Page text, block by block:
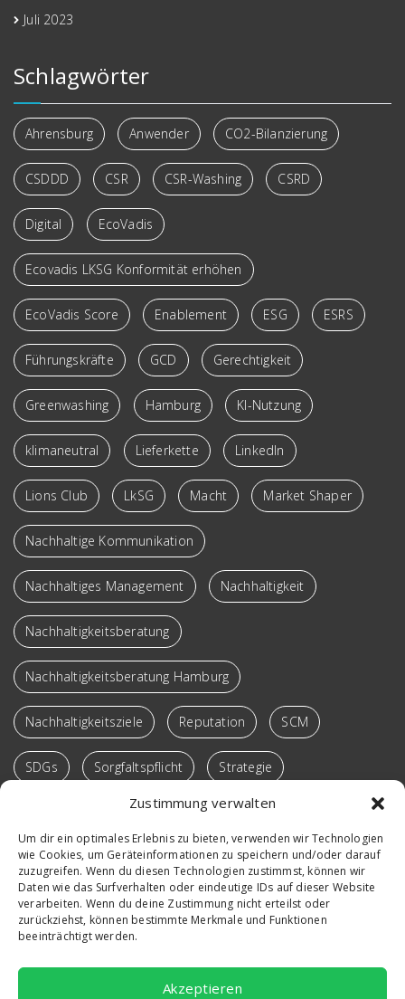
Zustimmung verwalten
Um dir ein optimales Erlebnis zu bieten, verwenden wir Technologien
wie Cookies, um Geräteinformationen zu speichern und/oder darauf
zuzugreifen. Wenn du diesen Technologien zustimmst, können wir
Daten wie das Surfverhalten oder eindeutige IDs auf dieser Website
verarbeiten. Wenn du deine Zustimmung nicht erteilst oder
zurückziehst, können bestimmte Merkmale und Funktionen
beeinträchtigt werden.
Akzeptieren
Juli 2023
Schlagwörter
Ahrensburg Anwender CO2-Bilanzierung
CSDDD CSR CSR-Washing CSRD
Digital EcoVadis
Ecovadis LKSG Konformität erhöhen
EcoVadis Score Enablement ESG ESRS
Führungskräfte GCD Gerechtigkeit
Greenwashing Hamburg KI-Nutzung
klimaneutral Lieferkette LinkedIn
Lions Club LkSG Macht Market Shaper
Nachhaltige Kommunikation
Nachhaltiges Management Nachhaltigkeit
Nachhaltigkeitsberatung
Nachhaltigkeitsberatung Hamburg
Nachhaltigkeitsziele Reputation SCM
SDGs Sorgfaltspflicht Strategie
Sustainable SCM
Verantwortung Vortrag Win-Win-Loops
Workshop